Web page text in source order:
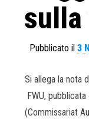
sulla
Pubblicato il 3
Si allega la nota
FWU,
(Commissariat